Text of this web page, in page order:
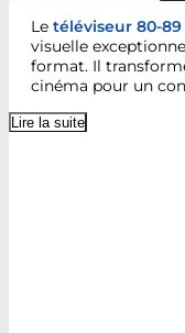
Le téléviseur 80-
visuelle
format. Il
cinéma pour un
Lire la suite